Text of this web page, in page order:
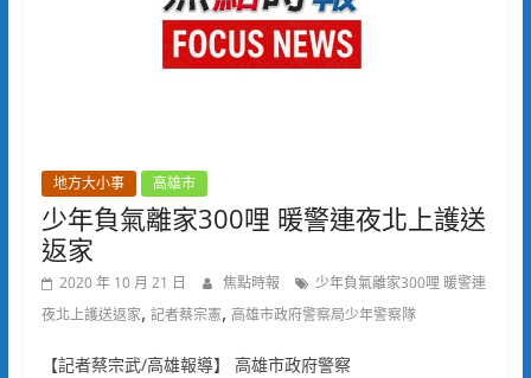
地方大小事 高雄市
少年負氣離家300哩 暖警連夜北上護送
返家
2020 年 10 月 21 日 焦點時報
少年負氣離家300哩 暖警連
夜北上護送返家, 記者蔡宗憲, 高雄市政府警察局少年警察隊
【記者蔡宗武/高雄報導】 高雄市政府警察